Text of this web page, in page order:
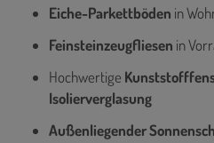
Eiche-Parkettböden in
Feinsteinzeugfliesen in
Hochwertige
Isolierverglasung
Außenliegender